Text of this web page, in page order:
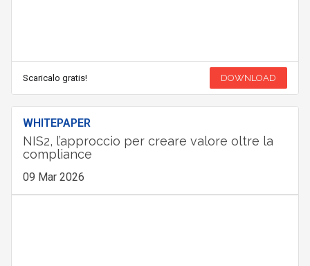
Scaricalo gratis! DOWNLOAD
WHITEPAPER
NIS2, l’approccio per creare valore oltre la
compliance
09 Mar 2026